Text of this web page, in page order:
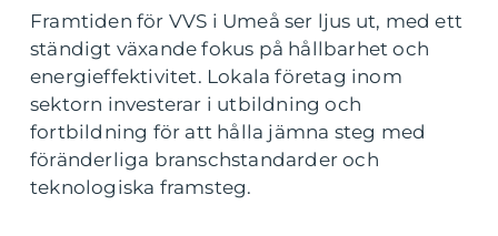
Framtiden för VVS i Umeå ser ljus ut, med ett
ständigt växande fokus på hållbarhet och
energieffektivitet. Lokala företag inom
sektorn investerar i utbildning och
fortbildning för att hålla jämna steg med
föränderliga branschstandarder och
teknologiska framsteg.